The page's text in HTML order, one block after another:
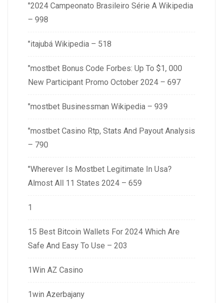
"2024 Campeonato Brasileiro Série A Wikipedia
– 998
"itajubá Wikipedia – 518
"mostbet Bonus Code Forbes: Up To $1, 000
New Participant Promo October 2024 – 697
"mostbet Businessman Wikipedia – 939
"mostbet Casino Rtp, Stats And Payout Analysis
– 790
"Wherever Is Mostbet Legitimate In Usa?
Almost All 11 States 2024 – 659
1
15 Best Bitcoin Wallets For 2024 Which Are
Safe And Easy To Use – 203
1Win AZ Casino
1win Azerbajany